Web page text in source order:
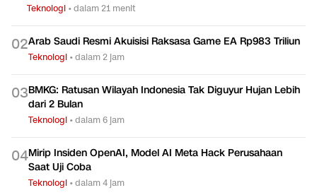
Teknologi •dalam 21 menit
02Arab Saudi Resmi Akuisisi Raksasa Game EA Rp983 Triliun
Teknologi •dalam 2 jam
03BMKG: Ratusan Wilayah Indonesia Tak Diguyur Hujan Lebih
dari 2 Bulan
Teknologi •dalam 6 jam
04Mirip Insiden OpenAI, Model AI Meta Hack Perusahaan
Saat Uji Coba
Teknologi •dalam 4 jam